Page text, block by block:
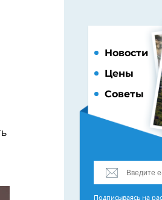
Новости
Цены
Советы
Подписываясь на